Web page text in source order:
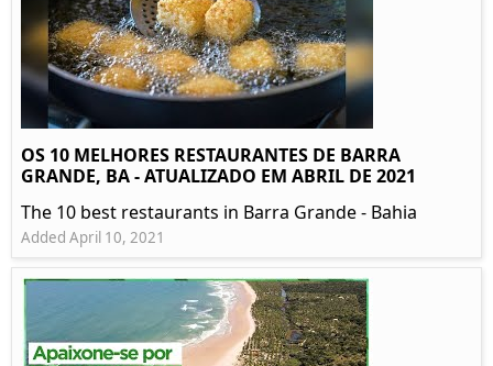
OS 10 MELHORES RESTAURANTES DE BARRA
GRANDE, BA - ATUALIZADO EM ABRIL DE 2021
The 10 best restaurants in Barra Grande - Bahia
Added April 10, 2021